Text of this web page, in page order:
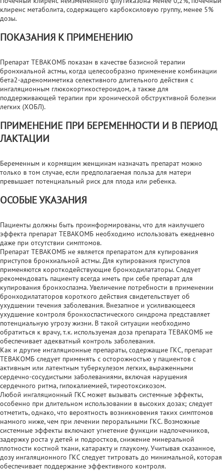
клиренс метаболита, содержащего карбоксиловую группу, менее 5%
дозы.
ПОКАЗАНИЯ К ПРИМЕНЕНИЮ
Препарат ТЕВАКОМБ показан в качестве базисной терапии
бронхиальной астмы, когда целесообразно применение комбинации
бета2-адреномиметика селективного длительного действия с
ингаляционным глюкокортикостероидом, а также для
поддерживающей терапии при хронической обструктивной болезни
легких (ХОБЛ).
ПРИМЕНЕНИЕ ПРИ БЕРЕМЕННОСТИ И В ПЕРИОД
ЛАКТАЦИИ
Беременным и кормящим женщинам назначать препарат можно
только в том случае, если предполагаемая польза для матери
превышает потенциальный риск для плода или ребенка.
ОСОБЫЕ УКАЗАНИЯ
Пациенты должны быть проинформированы, что для наилучшего
эффекта препарат ТЕВАКОМБ необходимо использовать ежедневно
даже при отсутствии симптомов.
Препарат ТЕВАКОМБ не является препаратом для купирования
приступов бронхиальной астмы. Для купирования приступов
применяются короткодействующие бронходилататоры. Следует
рекомендовать пациенту всегда иметь при себе препарат для
купирования бронхоспазма. Увеличение потребности в применении
бронходилататоров короткого действия свидетельствует об
ухудшении течения заболевания. Внезапное и усиливающееся
ухудшение контроля бронхоспастического синдрома представляет
потенциальную угрозу жизни. В такой ситуации необходимо
обратиться к врачу, т.к. используемая доза препарата ТЕВАКОМБ не
обеспечивает адекватный контроль заболевания.
Как и другие ингаляционные препараты, содержащие ГКС, препарат
ТЕВАКОМБ следует применять с осторожностью у пациентов с
активным или латентным туберкулезом легких, выраженными
сердечно-сосудистыми заболеваниями, включая нарушения
сердечного ритма, гипокалиемией, тиреотоксикозом.
Любой ингаляционный ГКС может вызывать системные эффекты,
особенно при длительном использовании в высоких дозах; следует
отметить, однако, что вероятность возникновения таких симптомов
намного ниже, чем при лечении пероральными ГКС. Возможные
системные эффекты включают угнетение функции надпочечников,
задержку роста у детей и подростков, снижение минеральной
плотности костной ткани, катаракту и глаукому. Учитывая сказанное,
дозу ингаляционного ГКС следует титровать до минимальной, которая
обеспечивает поддержание эффективного контроля.